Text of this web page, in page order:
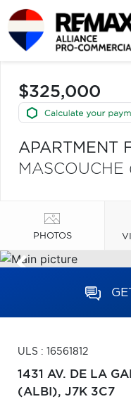
$325,000
APARTMENT
MASCOUCHE
PHOTOS
ULS : 16561812
1431 AV. DE LA
(ALBI), J7K 3C7